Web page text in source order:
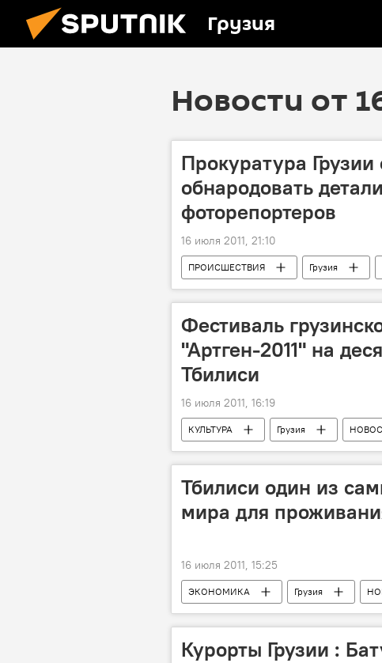
Грузия
Новости от
Прокуратура
обнародовать
фоторепортеров
16 июля 2011, 21:10
ПРОИСШЕСТВИЯ Грузия
Фестиваль
"Артген-2011" на
Тбилиси
16 июля 2011, 16:19
КУЛЬТУРА Грузия
Тбилиси один из
мира для
16 июля 2011, 15:25
ЭКОНОМИКА Грузия
Курорты Грузии :